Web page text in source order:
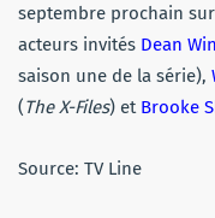
septembre prochain
acteurs invités Dean
saison une de la série),
(The X-Files) et Brooke
Source: TV Line